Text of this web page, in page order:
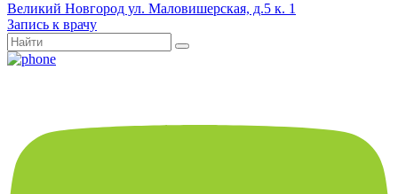
Великий Новгород ул. Маловишерская, д.5 к. 1
Запись к врачу